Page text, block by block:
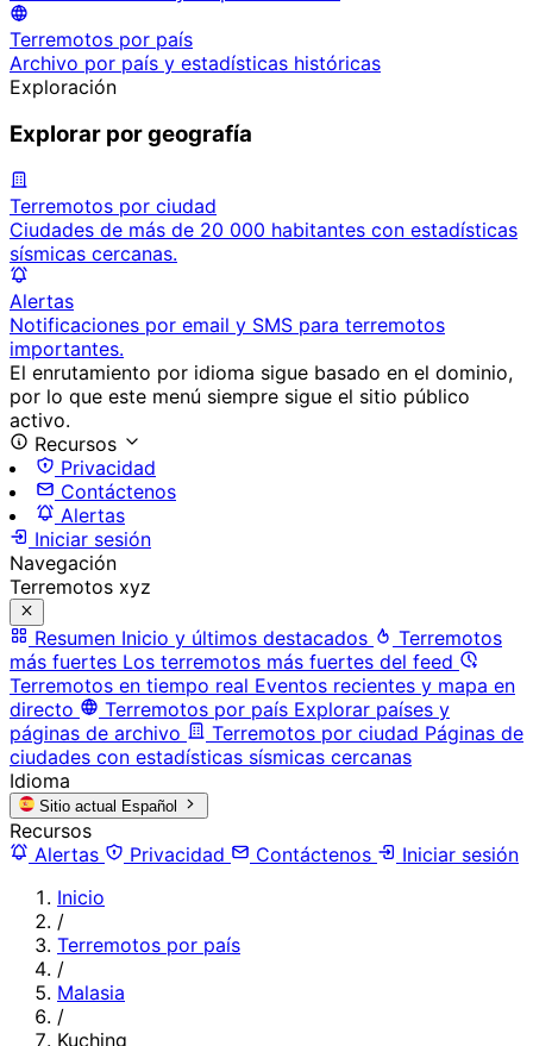
Terremotos por país
Archivo por país y estadísticas históricas
Exploración
Explorar por geografía
Terremotos por ciudad
Ciudades de más de 20 000 habitantes con estadísticas
sísmicas cercanas.
Alertas
Notificaciones por email y SMS para terremotos
importantes.
El enrutamiento por idioma sigue basado en el dominio,
por lo que este menú siempre sigue el sitio público
activo.
Recursos
Privacidad
Contáctenos
Alertas
Iniciar sesión
Navegación
Terremotos xyz
Resumen Inicio y últimos destacados
Terremotos
más fuertes Los terremotos más fuertes del feed
Terremotos en tiempo real Eventos recientes y mapa en
directo
Terremotos por país Explorar países y
páginas de archivo
Terremotos por ciudad Páginas de
ciudades con estadísticas sísmicas cercanas
Idioma
Sitio actual Español
Recursos
Alertas
Privacidad Contáctenos
Iniciar sesión
Inicio
/
Terremotos por país
/
Malasia
/
Kuching